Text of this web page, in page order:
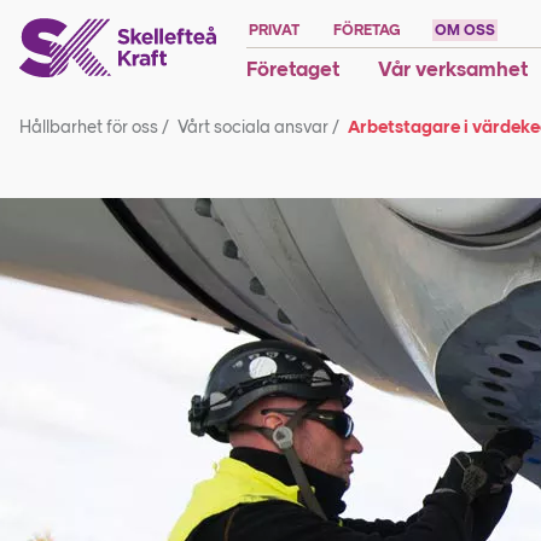
PRIVAT FÖRETAG OM OSS
Företaget Vår verksamhet
Hållbarhet för oss/ Vårt sociala ansvar/ Arbetstagare i